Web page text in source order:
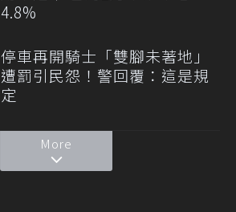
4.8%
停車再開騎士「雙腳未著地」
遭罰引民怨！警回覆：這是規
定
More